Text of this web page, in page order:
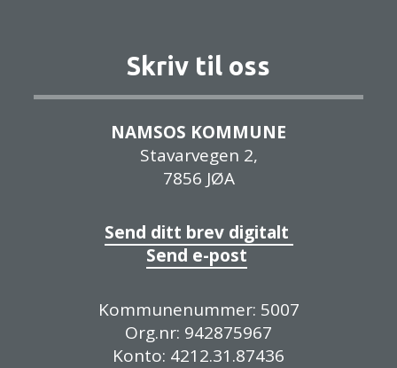
Skriv til oss
NAMSOS KOMMUNE
Stavarvegen 2,
7856 JØA
Send ditt brev digitalt
Send e-post
Kommunenummer: 5007
Org.nr: 942875967
Konto: 4212.31.87436